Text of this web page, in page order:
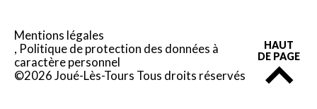
Mentions légales
Politique de protection des données à
caractère personnel
©2026 Joué-Lès-Tours Tous droits réservés
HAUT
DE PAGE